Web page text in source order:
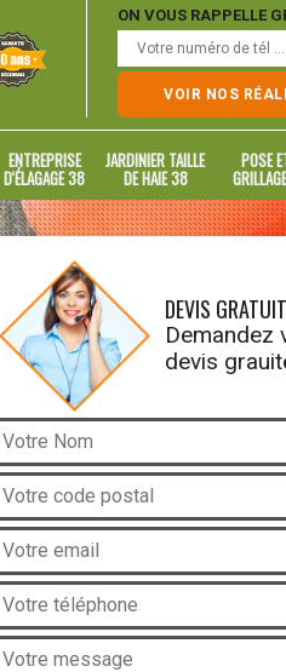
ON VOUS RAPPELLE
VOIR NOS
ENTREPRISE
D'ÉLAGAGE 38
JARDINIER TAILLE
DE HAIE 38
POSE
DEVIS GRATUIT
Demandez
devis